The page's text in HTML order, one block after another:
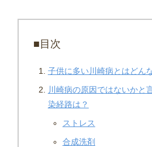
■目次
子供に多い川崎病とはどん
川崎病の原因ではないかと
染経路は？
ストレス
合成洗剤